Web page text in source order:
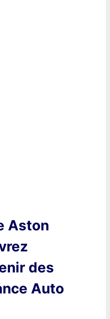
Aston
des
Auto